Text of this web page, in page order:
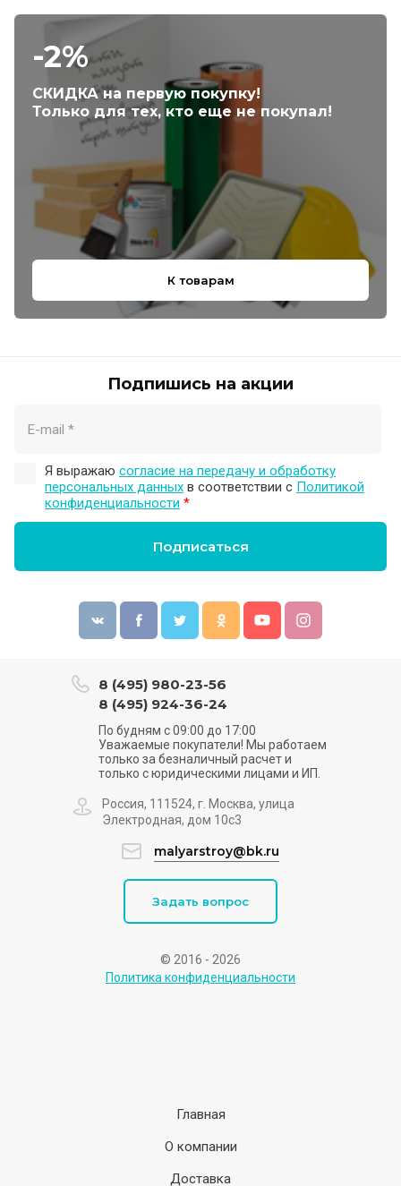
-2%
СКИДКА на первую покупку!
Только для тех, кто еще не покупал!
К товарам
Подпишись на акции
Я выражаю согласие на передачу и обработку
персональных данных в соответствии с Политикой
конфиденциальности *
Подписаться
© 2016 - 2026
Политика конфиденциальности
8 (495) 980-23-56
8 (495) 924-36-24
По будням с 09:00 до 17:00
Уважаемые покупатели! Мы работаем
только за безналичный расчет и
только с юридическими лицами и ИП.
Россия, 111524, г. Москва, улица
Электродная, дом 10с3
malyarstroy@bk.ru
Задать вопрос
Главная
О компании
Доставка